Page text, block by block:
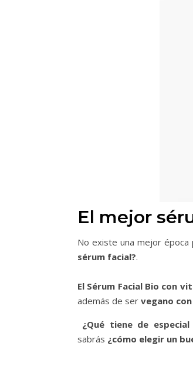
El mejor
No existe una mejor época
sérum facial?.
El Sérum Facial Bio con
además de ser vegano
¿Qué tiene de
sabrás ¿cómo elegir un